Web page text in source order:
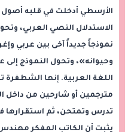
الأرسطي أدخلت في قلبه أصول
الاستدلال النصي العربي،
نموذجاً جديداً آخى بين عربي
وحيوانه»، وتحول النموذج
اللغة العربية. إنها
مترجمين أو شارحين من داخل
تدرس وتمتحن، ثم استقرارها
يثبت أن الكاتب المفكر